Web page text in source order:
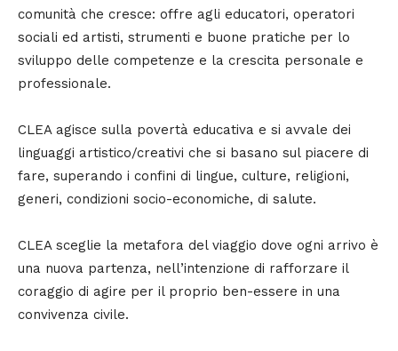
comunità che cresce: offre agli educatori, operatori
sociali ed artisti, strumenti e buone pratiche per lo
sviluppo delle competenze e la crescita personale e
professionale.
CLEA agisce sulla povertà educativa e si avvale dei
linguaggi artistico/creativi che si basano sul piacere di
fare, superando i confini di lingue, culture, religioni,
generi, condizioni socio-economiche, di salute.
CLEA sceglie la metafora del viaggio dove ogni arrivo è
una nuova partenza, nell’intenzione di rafforzare il
coraggio di agire per il proprio ben-essere in una
convivenza civile.